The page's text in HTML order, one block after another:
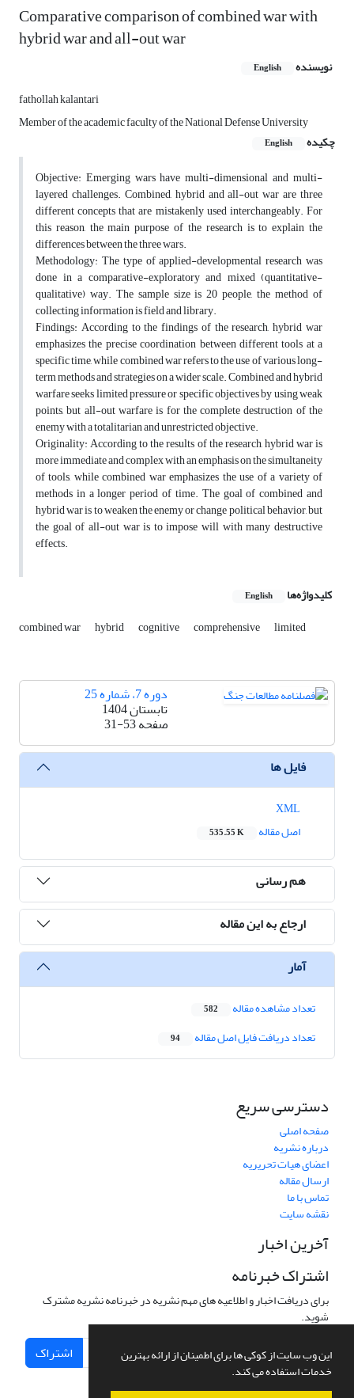
این وب سایت از کوکی ها برای اطمینان از ارائه بهترین
خدمات استفاده می کند.
Comparative comparison of combined war with
hybrid war and all-out war
نویسنده English
fathollah kalantari
Member of the academic faculty of the National Defense University
چکیده
English
Objective: Emerging wars have multi-dimensional and multi-
layered challenges. Combined, hybrid and all-out war are three
different concepts that are mistakenly used interchangeably. For
this reason, the main purpose of the research is to explain the
differences between the three wars.
Methodology: The type of applied-developmental research was
done in a comparative-exploratory and mixed (quantitative-
qualitative) way. The sample size is 20 people, the method of
collecting information is field and library.
Findings: According to the findings of the research, hybrid war
emphasizes the precise coordination between different tools at a
specific time, while combined war refers to the use of various long-
term methods and strategies on a wider scale. Combined and hybrid
warfare seeks limited pressure or specific objectives by using weak
points, but all-out warfare is for the complete destruction of the
enemy with a totalitarian and unrestricted objective.
Originality: According to the results of the research, hybrid war is
more immediate and complex with an emphasis on the simultaneity
of tools, while combined war emphasizes the use of a variety of
methods in a longer period of time. The goal of combined and
hybrid war is to weaken the enemy or change political behavior, but
the goal of all-out war is to impose will with many destructive
effects.
کلیدواژه‌ها English
combined war hybrid cognitive comprehensive limited
دوره 7، شماره 25
تابستان 1404
صفحه31-53
فایل ها
اصل مقاله
535.55 K
هم رسانی
ارجاع به این مقاله
آمار
تعداد مشاهده مقاله 582
تعداد دریافت فایل اصل مقاله 94
دسترسی سریع
صفحه اصلی
درباره نشریه
اعضای هیات تحریریه
ارسال مقاله
تماس با ما
نقشه سایت
آخرین اخبار
اشتراک خبرنامه
برای دریافت اخبار و اطلاعیه های مهم نشریه در خبرنامه نشریه مشترک
شوید.
اشتراک